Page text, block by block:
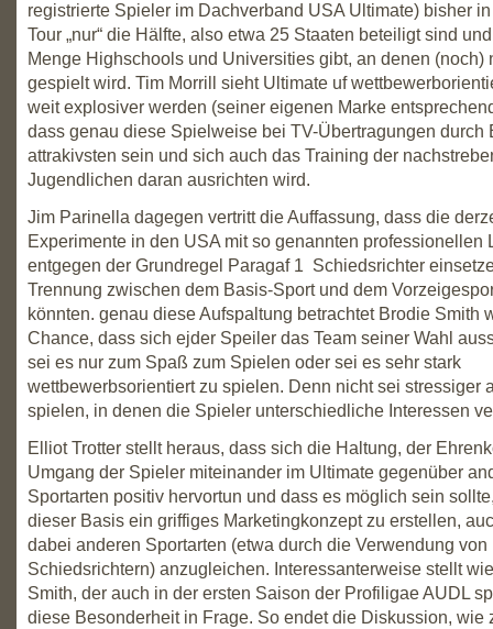
registrierte Spieler im Dachverband USA Ultimate) bisher
Tour „nur“ die Hälfte, also etwa 25 Staaten beteiligt sind
Menge Highschools und Universities gibt, an denen (noch)
gespielt wird. Tim Morrill sieht Ultimate uf
weit explosiver werden (seiner eigenen Marke
dass genau diese Spielweise bei TV-Übertragungen durch
attrakivsten sein und sich auch das Training der
Jugendlichen daran ausrichten wird.
Jim Parinella dagegen vertritt die Auffassung, dass die
Experimente in den USA mit so genannten professionellen
entgegen der Grundregel Paragaf 1 Schiedsrichter
Trennung zwischen dem Basis-Sport und dem
könnten. genau diese Aufspaltung betrachtet Brodie Smith
Chance, dass sich ejder Speiler das Team seiner Wahl
sei es nur zum Spaß zum Spielen oder sei es sehr stark
wettbewerbsorientiert zu spielen. Denn nicht sei stressiger
spielen, in denen die Spieler unterschiedliche Interessen
Elliot Trotter stellt heraus, dass sich die Haltung, der
Umgang der Spieler miteinander im Ultimate gegenüber
Sportarten positiv hervortun und dass es möglich sein
dieser Basis ein griffiges Marketingkonzept zu erstellen,
dabei anderen Sportarten (etwa durch die Verwendung von
Schiedsrichtern) anzugleichen. Interessanterweise stellt
Smith, der auch in der ersten Saison der Profiligae AUDL
diese Besonderheit in Frage. So endet die Diskussion, wie